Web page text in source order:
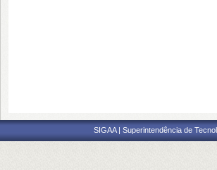
SIGAA | Superintendência de